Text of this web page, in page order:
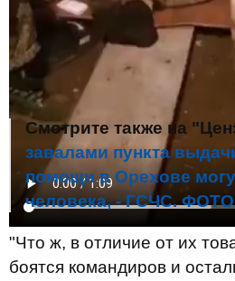
Смотрите также на
завалами пункта
помощи в Орехове
человека, - ГСЧС. ФОТО
"Что ж, в отличие от их
боятся командиров и